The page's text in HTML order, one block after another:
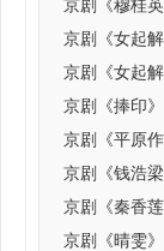
京剧《穆桂
京剧《女起
京剧《女起
京剧《捧印
京剧《平原
京剧《钱浩
京剧《秦香
京剧《晴雯